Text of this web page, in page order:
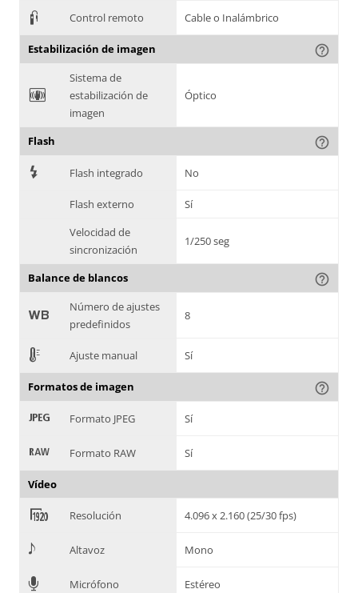
3 Control remoto Cable o Inalámbrico
Estabilización de imagen help_outline
F
Sistema de
estabilización de
imagen
Óptico
Flash help_outline
7 Flash integrado No
Flash externo
Sí
Velocidad de
sincronización
1/250 seg
Balance de blancos help_outline
9
Número de ajustes
predefinidos
8
E Ajuste manual Sí
Formatos de imagen help_outline
: Formato JPEG Sí
; Formato RAW Sí
Vídeo
< Resolución 4.096 x 2.160 (25/30 fps)
> Altavoz Mono
= Micrófono Estéreo